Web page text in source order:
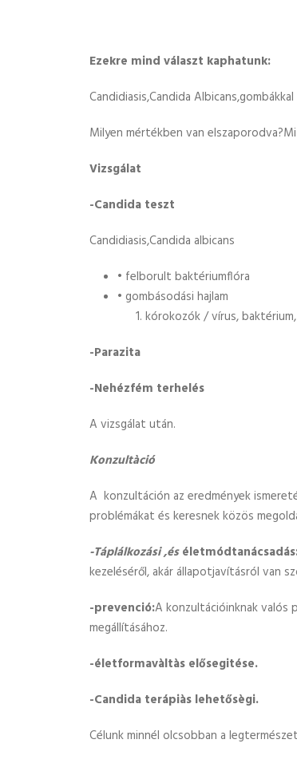
Ezekre mind választ kaphatunk:
Candidiasis,Candida
Milyen mértékben van
Vizsgálat
-Candida teszt
Candidiasis,Candida albicans
• felborult baktériumflóra
• gombásodási hajlam
kórokozók / vírus,
-Parazita
-Nehézfém terhelés
A vizsgálat után.
Konzultàció
A konzultáción az eredmények
problémákat és keresnek közös
-Táplálkozási ,és
kezeléséről, akár állapotjavításról van
-prevenció:A konzultációinknak valós
megállításához.
-életformavàltàs elősegitése.
-Candida terápiàs lehetősègi.
Célunk minnél olcsobban a